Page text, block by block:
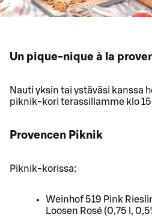
Un pique-nique à la
Nauti yksin tai ystäväsi kanssa
piknik-kori terassillamme klo
Provencen Piknik
Piknik-korissa:
Weinhof 519 Pink
Loosen Rosé (0,75 l,